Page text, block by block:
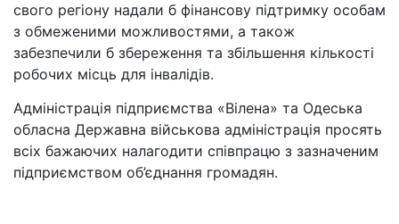
свого регіону надали б фінансову підтримку особам
з обмеженими можливостями, а також
забезпечили б збереження та збільшення кількості
робочих місць для інвалідів.
Адміністрація підприємства «Вілена» та Одеська
обласна Державна військова адміністрація просять
всіх бажаючих налагодити співпрацю з зазначеним
підприємством об’єднання громадян.